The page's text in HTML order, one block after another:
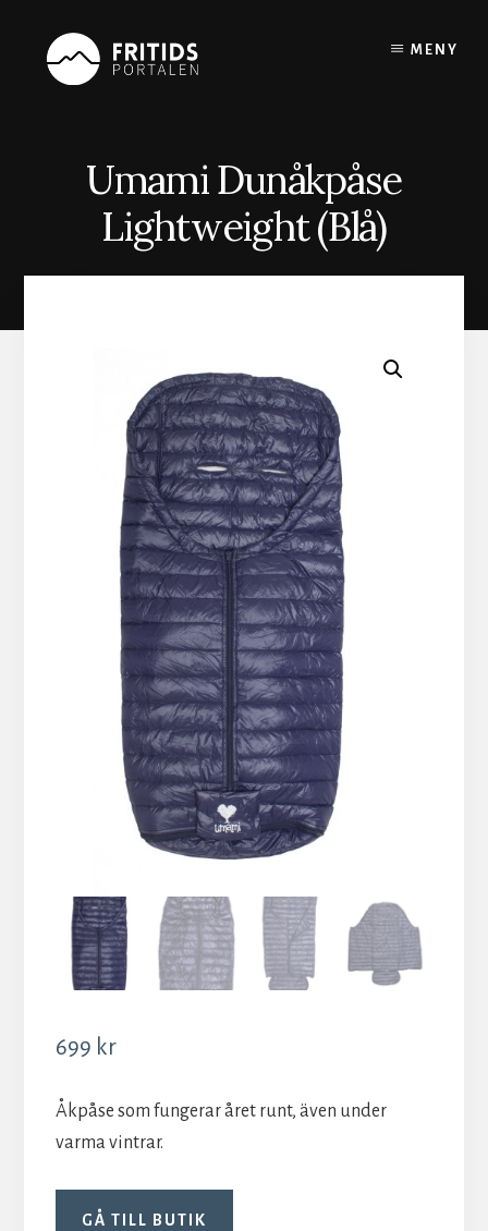
content
MENY
Umami Dunåkpåse
Lightweight (Blå)
699 kr
Åkpåse som fungerar året runt, även under
varma vintrar.
GÅ TILL BUTIK